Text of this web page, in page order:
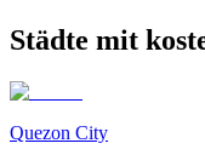
Städte mit
Quezon City